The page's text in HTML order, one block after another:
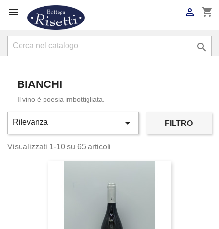
 shopping_cart


BIANCHI
Il vino è poesia imbottigliata.
Rilevanza  FILTRO
Visualizzati 1-10 su 65 articoli